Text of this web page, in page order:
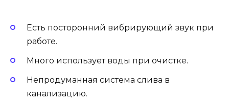
Есть посторонний вибрирующий звук при
работе.
Много использует воды при очистке.
Непродуманная система слива в
канализацию.